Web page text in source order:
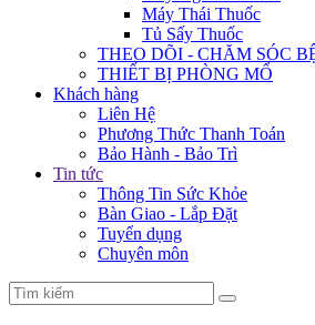
Máy Thái Thuốc
Tủ Sấy Thuốc
THEO DÕI - CHĂM SÓC
THIẾT BỊ PHÒNG MỔ
Khách hàng
Liên Hệ
Phương Thức Thanh Toán
Bảo Hành - Bảo Trì
Tin tức
Thông Tin Sức Khỏe
Bàn Giao - Lắp Đặt
Tuyển dụng
Chuyên môn